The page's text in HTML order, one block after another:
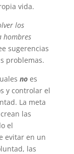
vida.
los
hombres
sugerencias
problemas.
noes
y controlar el
La meta
las
el
evitar en un
las